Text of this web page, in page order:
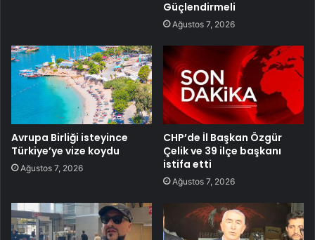
Güçlendirmeli
Ağustos 7, 2026
Avrupa Birliği isteyince
Türkiye’ye vize koydu
Ağustos 7, 2026
CHP’de İl Başkan Özgür
Çelik ve 39 ilçe başkanı
istifa etti
Ağustos 7, 2026